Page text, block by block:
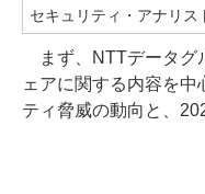
セキュリティ・アナリス
まず、NTTデータグ
ェアに関する内容を中
ティ脅威の動向と、